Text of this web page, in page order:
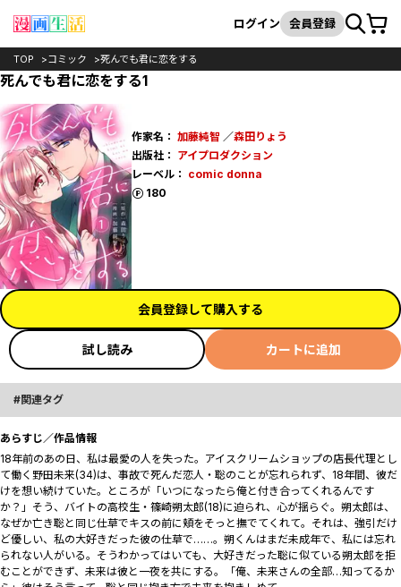
検索
ログイン 会員登録カート
TOP コミック 死んでも君に恋をする
死んでも君に恋をする1
作家名： 加藤純智 ／森田りょう
出版社： アイプロダクション
レーベル： comic donna
180
ポイント
会員登録して購入する
試し読み カートに追加
関連タグ
あらすじ／作品情報
18年前のあの日、私は最愛の人を失った――。アイスクリームショップの店長代理とし
て働く野田未来(34)は、事故で死んだ恋人・聡のことが忘れられず、18年間、彼だ
けを想い続けていた。ところが――「いつになったら俺と付き合ってくれるんです
か？」そう、バイトの高校生・篠崎朔太郎(18)に迫られ、心が揺らぐ。朔太郎は、
なぜか亡き聡と同じ仕草でキスの前に頬をそっと撫でてくれて。それは、強引だけ
ど優しい、私の大好きだった彼の仕草で……。朔くんはまだ未成年で、私には忘れ
られない人がいる。そうわかってはいても、大好きだった聡に似ている朔太郎を拒
むことができず、未来は彼と一夜を共にする――。「俺、未来さんの全部…知ってるか